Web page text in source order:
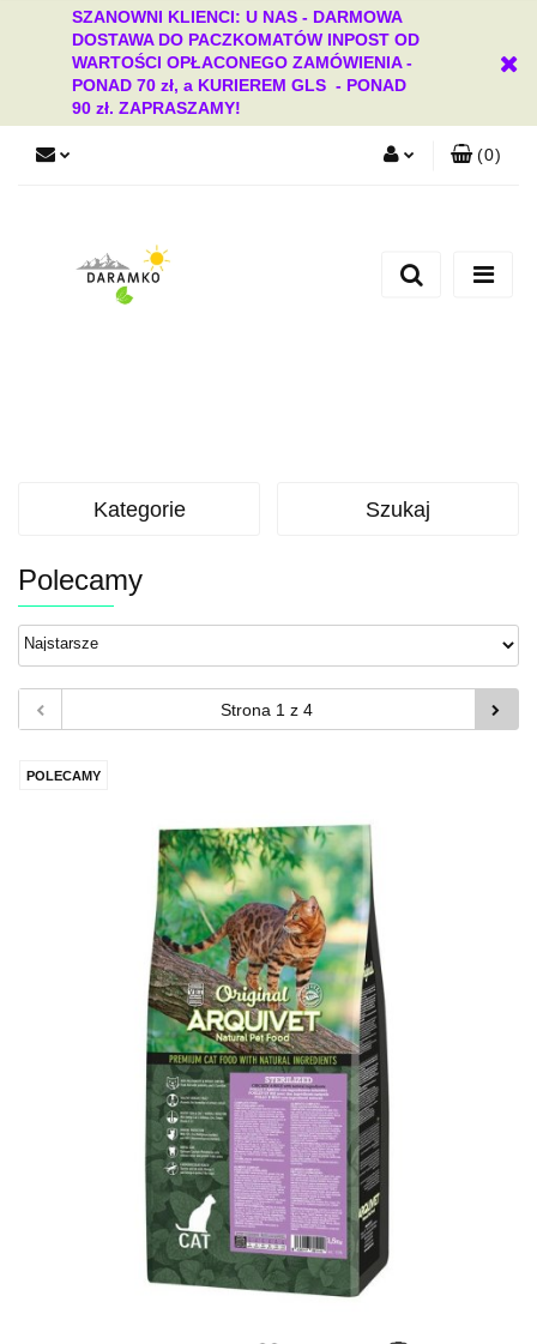
SZANOWNI KLIENCI: U NAS - DARMOWA
DOSTAWA DO PACZKOMATÓW INPOST OD
WARTOŚCI OPŁACONEGO ZAMÓWIENIA -
PONAD 70 zł, a KURIEREM GLS - PONAD
90 zł. ZAPRASZAMY!
Dodaj zgłoszenie
(0)
Kategorie Szukaj
Polecamy
POLECAMY